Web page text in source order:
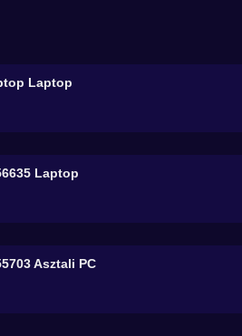
Laptop
Laptop
Asztali PC